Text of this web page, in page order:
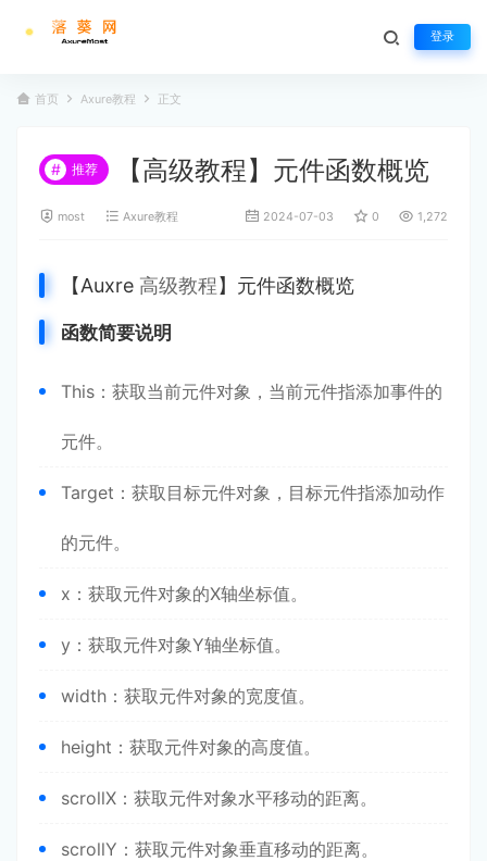
登录
首页 Axure教程 正文
# 推荐 【高级教程】元件函数概览
most Axure教程 2024-07-03 0 1,272
【Auxre 高级教程】元件函数概览
函数简要说明
This：获取当前元件对象，当前元件指添加事件的
元件。
Target：获取目标元件对象，目标元件指添加动作
的元件。
x：获取元件对象的X轴坐标值。
y：获取元件对象Y轴坐标值。
width：获取元件对象的宽度值。
height：获取元件对象的高度值。
scrollX：获取元件对象水平移动的距离。
scrollY：获取元件对象垂直移动的距离。